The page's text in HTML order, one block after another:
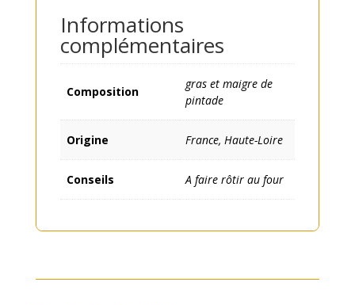
Informations
complémentaires
Composition
gras et maigre de
pintade
Origine France, Haute-Loire
Conseils A faire rôtir au four